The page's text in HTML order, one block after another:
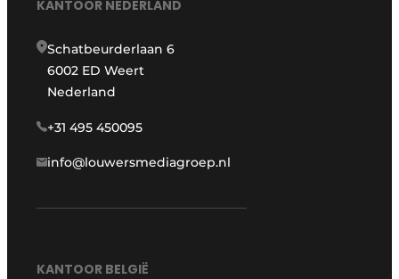
KANTOOR NEDERLAND
Schatbeurderlaan 6
6002 ED Weert
Nederland
+31 495 450095
info@louwersmediagroep.nl
KANTOOR BELGIË